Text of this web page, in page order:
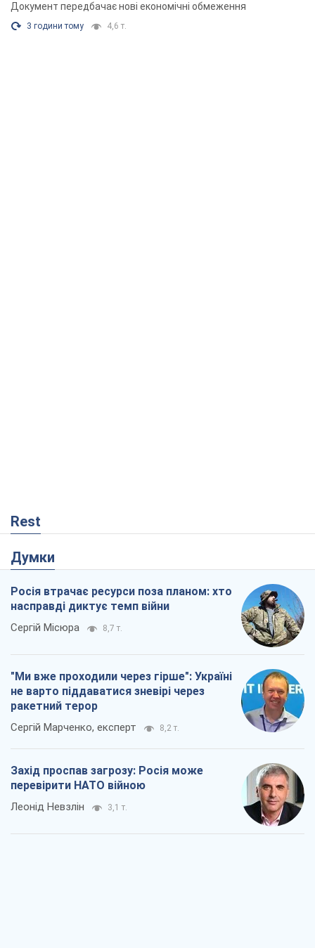
Документ передбачає нові економічні обмеження
3 години тому 4,6 т.
Rest
Думки
Росія втрачає ресурси поза планом: хто
насправді диктує темп війни
Сергій Місюра 8,7 т.
"Ми вже проходили через гірше": Україні
не варто піддаватися зневірі через
ракетний терор
Сергій Марченко, експерт 8,2 т.
Захід проспав загрозу: Росія може
перевірити НАТО війною
Леонід Невзлін 3,1 т.